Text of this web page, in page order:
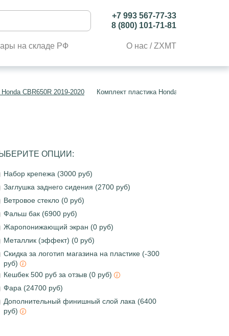
+7 993 567-77-33
8 (800) 101-71-81
на складе РФ О нас / ZXMT
CBR650R 2019-2020 Комплект пластика Honda CBR650R
ОПЦИИ:
Набор крепежа (3000 руб)
Заглушка заднего сидения (2700 руб)
Ветровое стекло (0 руб)
Фальш бак (6900 руб)
Жаропонижающий экран (0 руб)
Металлик (эффект) (0 руб)
Скидка за логотип магазина на пластике (-300
руб)
Кешбек 500 руб за отзыв (0 руб)
Фара (24700 руб)
Дополнительный финишный слой лака (6400
руб)